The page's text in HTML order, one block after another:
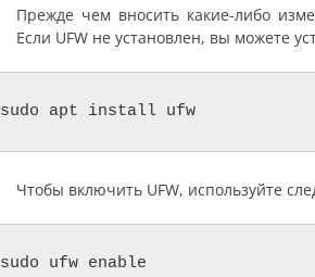
Прежде чем вносить какие-либо
Если UFW не установлен, вы можете
sudo apt install ufw
Чтобы включить UFW, используйте
sudo ufw enable